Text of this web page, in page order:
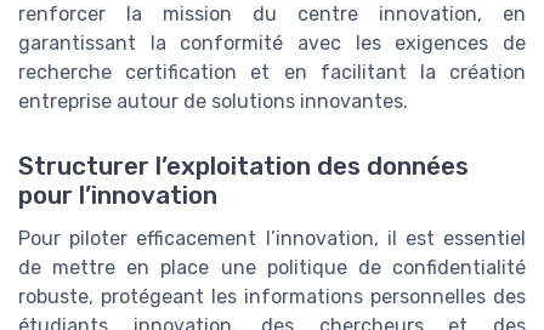
renforcer la mission du centre innovation, en
garantissant la conformité avec les exigences de
recherche certification et en facilitant la création
entreprise autour de solutions innovantes.
Structurer l’exploitation des données
pour l’innovation
Pour piloter efficacement l’innovation, il est essentiel
de mettre en place une politique de confidentialité
robuste, protégeant les informations personnelles des